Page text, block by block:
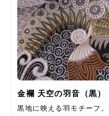
金襴 天空の羽音（黒）
黒地に映える羽モチーフ